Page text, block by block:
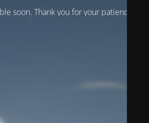
soon. Thank you for your patience!